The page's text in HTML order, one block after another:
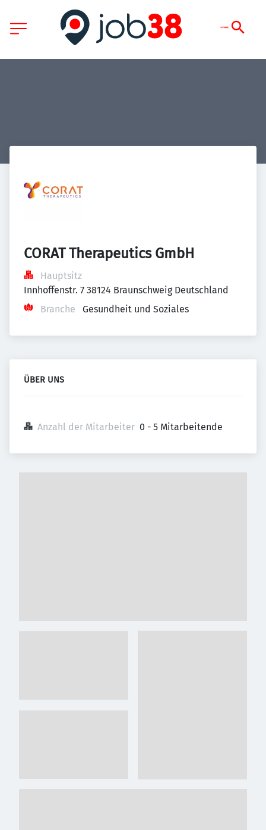
CORAT Therapeutics GmbH
Hauptsitz
Innhoffenstr. 7 38124 Braunschweig Deutschland
Branche
Gesundheit und Soziales
ÜBER UNS
Anzahl der Mitarbeiter 0 - 5 Mitarbeitende